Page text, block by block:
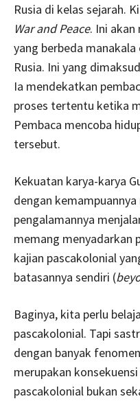
Rusia di kelas sejarah.
War and Peace. Ini
yang berbeda
Rusia. Ini yang
Ia mendekatkan
proses tertentu ketika
Pembaca mencoba
tersebut.
Kekuatan karya-karya
dengan
pengalamannya
memang menyadarkan
kajian pascakolonial
batasannya sendiri (
Baginya, kita perlu
pascakolonial. Tapi
dengan banyak
merupakan
pascakolonial bukan